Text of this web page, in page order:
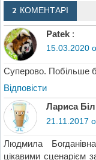
2 КОМЕНТАРІ
Patek :
15.03.2020
Суперово. Побільше
Відповіcти
Лариса
21.11.2017
Людмила
цікавими сценарієм